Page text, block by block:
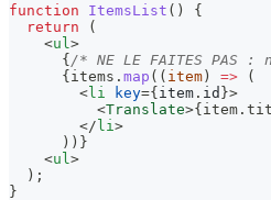
function
ItemsList ( )
{
return
(
<ul >
{ /* NE LE FAITES PAS
{ items . map ( ( item ) =>
(
<li key={ item . id }>
<Translate>{ item .
</ li >
) ) }
<ul >
  );
}